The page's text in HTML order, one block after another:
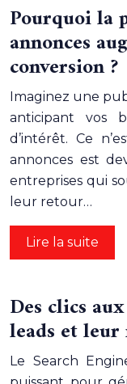
Pourquoi la
annonces
conversion ?
Imaginez une
anticipant vos
d’intérêt. Ce
annonces est
entreprises qui
leur retour…
Lire la suite
Des clics
leads et leur
Le Search